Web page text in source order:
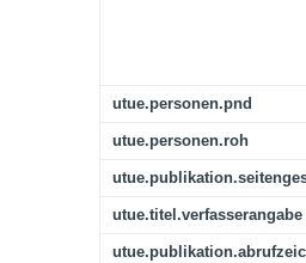
utue.personen.pnd
utue.personen.roh
utue.titel.verfasserangabe